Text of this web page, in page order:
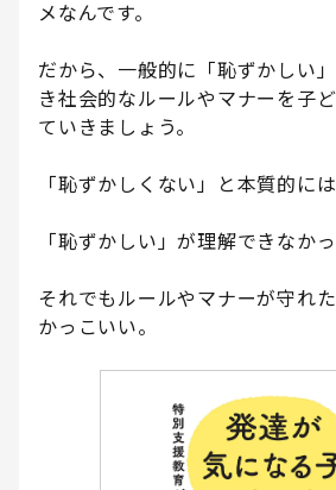
メなんです。
だから、一般的に「恥ずかしい
き社会的なルールやマナーを子
ていきましょう。
「恥ずかしくない」と本質的に
「恥ずかしい」が理解できなか
それでもルールやマナーが守れ
かっこいい。